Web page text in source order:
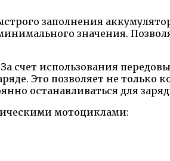
заполнения
значения.
счет использования
Это позволяет не только
останавливаться для
мотоциклами: